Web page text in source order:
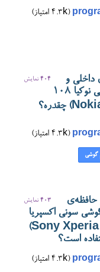
(
4.3k امتیاز)
404 نمایش
داخلی و
رم گوشی نوکیا 108
(
4.3k امتیاز)
گوشی
403 نمایش
حافظه‌ی
سونی اکسپریا
وی (Sony Xperia V)
است؟
(
4.3k امتیاز)